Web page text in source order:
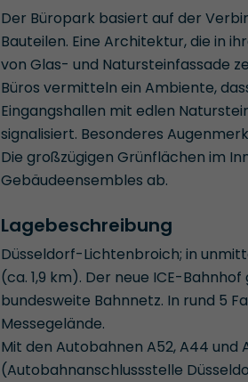
Der Büropark basiert auf der
Bauteilen. Eine Architektur, die in
von Glas- und Natursteinfassade
Büros vermitteln ein Ambiente,
Eingangshallen mit edlen
signalisiert. Besonderes
Die großzügigen Grünflächen im
Gebäudeensembles ab.
Lagebeschreibung
Düsseldorf-Lichtenbroich; in
(ca. 1,9 km). Der neue ICE-
bundesweite Bahnnetz. In rund 5
Messegelände.
Mit den Autobahnen A52, A44
(Autobahnanschlussstelle